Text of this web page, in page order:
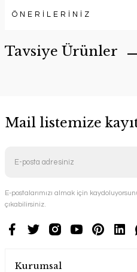
ÖNERİLERİNİZ
Tavsiye Ürünler
YENİ ÜRÜN
keyf Garden
Mail listemize
E-postalarımızı almak için
çıkabilirsiniz.
Kurumsal